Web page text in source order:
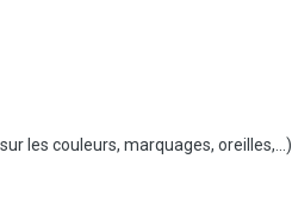
les couleurs, marquages, oreilles,...)